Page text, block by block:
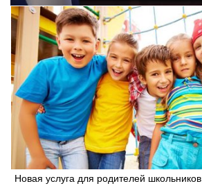
Новая услуга для родителей